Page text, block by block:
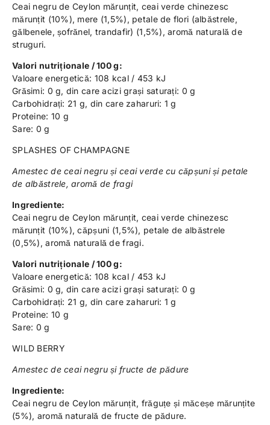
Ceai negru de Ceylon mărunțit, ceai verde chinezesc
mărunțit (10%), mere (1,5%), petale de flori (albăstrele,
gălbenele, șofrănel, trandafir) (1,5%), aromă naturală de
struguri.
Valori nutriționale / 100 g:
Valoare energetică: 108 kcal / 453 kJ
Grăsimi: 0 g, din care acizi grași saturați: 0 g
Carbohidrați: 21 g, din care zaharuri: 1 g
Proteine: 10 g
Sare: 0 g
SPLASHES OF CHAMPAGNE
Amestec de ceai negru și ceai verde cu căpșuni și petale
de albăstrele, aromă de fragi
Ingrediente:
Ceai negru de Ceylon mărunțit, ceai verde chinezesc
mărunțit (10%), căpșuni (1,5%), petale de albăstrele
(0,5%), aromă naturală de fragi.
Valori nutriționale / 100 g:
Valoare energetică: 108 kcal / 453 kJ
Grăsimi: 0 g, din care acizi grași saturați: 0 g
Carbohidrați: 21 g, din care zaharuri: 1 g
Proteine: 10 g
Sare: 0 g
WILD BERRY
Amestec de ceai negru și fructe de pădure
Ingrediente:
Ceai negru de Ceylon mărunțit, frăguțe și măceșe mărunțite
(5%), aromă naturală de fructe de pădure.